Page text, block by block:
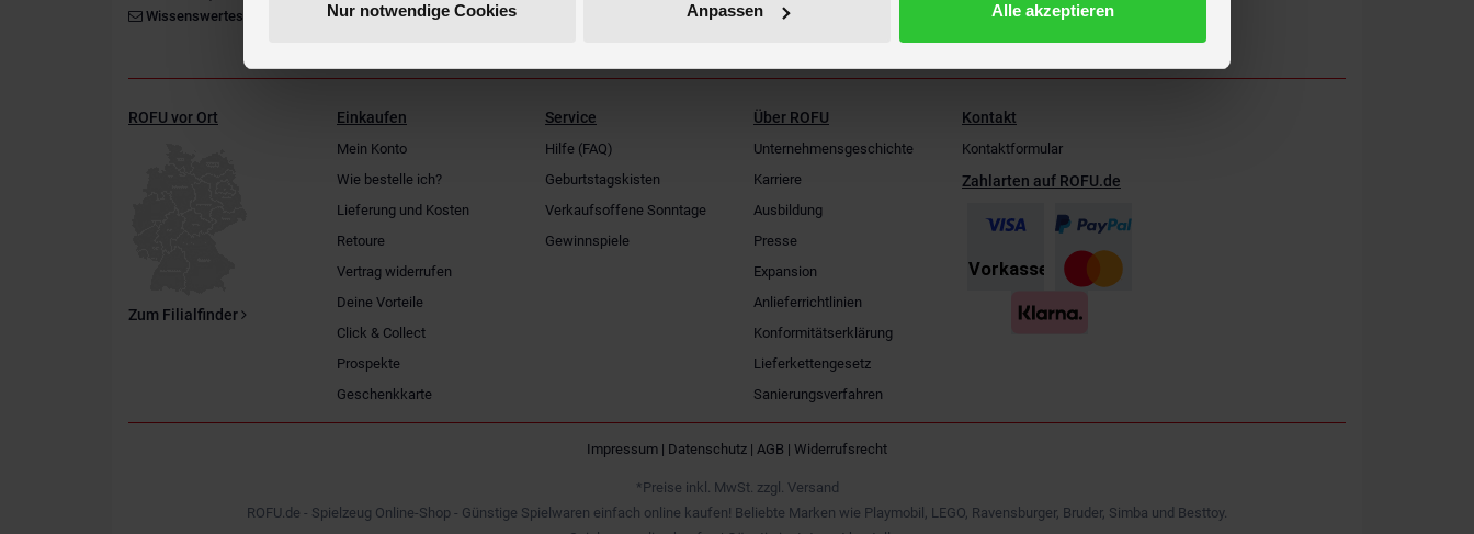
Nur notwendige Cookies Anpassen Alle akzeptieren
Wissenswertes rund um die Familie
ROFU Family Blog
ROFU vor Ort
Zum Filialfinder
Einkaufen
Mein Konto
Wie bestelle ich?
Lieferung und Kosten
Retoure
Vertrag widerrufen
Deine Vorteile
Click & Collect
Prospekte
Geschenkkarte
Service
Hilfe (FAQ)
Geburtstagskisten
Verkaufsoffene Sonntage
Gewinnspiele
Über ROFU
Unternehmensgeschichte
Karriere
Ausbildung
Presse
Expansion
Anlieferrichtlinien
Konformitätserklärung
Lieferkettengesetz
Sanierungsverfahren
Kontakt
Kontaktformular
Zahlarten auf ROFU.de
Impressum | Datenschutz | AGB | Widerrufsrecht
*Preise inkl. MwSt. zzgl. Versand
ROFU.de - Spielzeug Online-Shop - Günstige Spielwaren einfach online kaufen! Beliebte Marken wie Playmobil, LEGO, Ravensburger, Bruder, Simba und Besttoy.